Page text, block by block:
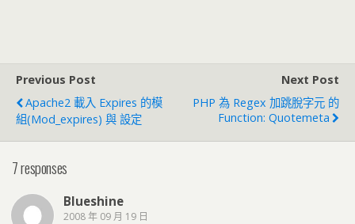
Previous Post
Apache2 載入 Expires 的模
組(mod_expires) 與 設定
Next Post
PHP 為 Regex 加跳脫字元 的
Function: Quotemeta
7 responses
Blueshine
2008 年 09 月 19 日